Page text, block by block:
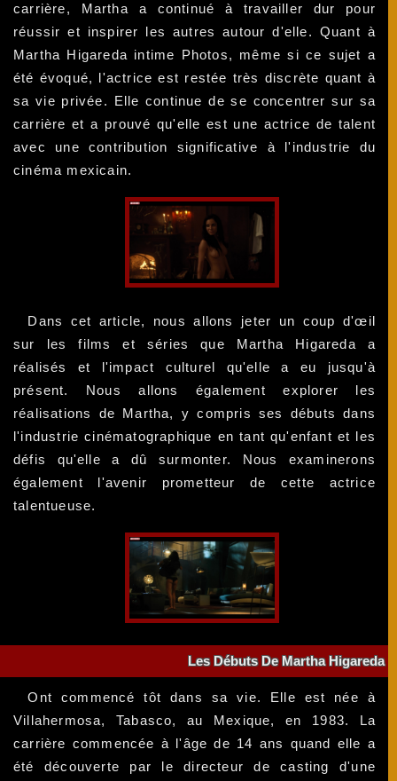
carrière, Martha a continué à travailler dur pour
réussir et inspirer les autres autour d'elle. Quant à
Martha Higareda intime Photos, même si ce sujet a
été évoqué, l'actrice est restée très discrète quant à
sa vie privée. Elle continue de se concentrer sur sa
carrière et a prouvé qu'elle est une actrice de talent
avec une contribution significative à l'industrie du
cinéma mexicain.
Dans cet article, nous allons jeter un coup d'œil
sur les films et séries que Martha Higareda a
réalisés et l'impact culturel qu'elle a eu jusqu'à
présent. Nous allons également explorer les
réalisations de Martha, y compris ses débuts dans
l'industrie cinématographique en tant qu'enfant et les
défis qu'elle a dû surmonter. Nous examinerons
également l'avenir prometteur de cette actrice
talentueuse.
Les Débuts De Martha Higareda
Ont commencé tôt dans sa vie. Elle est née à
Villahermosa, Tabasco, au Mexique, en 1983. La
carrière commencée à l'âge de 14 ans quand elle a
été découverte par le directeur de casting d'une